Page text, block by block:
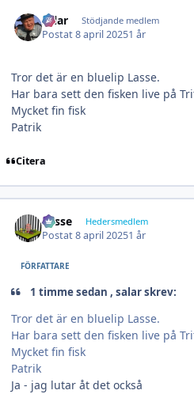
salar Stödjande medlem
Postat8 april 20251 år
Tror det är en bluelip Lasse.
Har bara sett den fisken live på
Mycket fin fisk
Patrik
Citera
Lasse Hedersmedlem
Postat8 april 20251 år
FÖRFATTARE
1 timme sedan , salar skrev:
Tror det är en bluelip Lasse.
Har bara sett den fisken live på
Mycket fin fisk
Patrik
Ja - jag lutar åt det också